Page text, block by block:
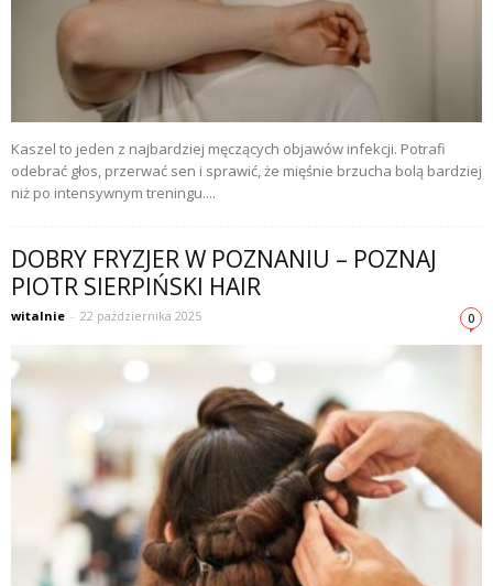
Kaszel to jeden z najbardziej męczących objawów infekcji. Potrafi
odebrać głos, przerwać sen i sprawić, że mięśnie brzucha bolą bardziej
niż po intensywnym treningu....
DOBRY FRYZJER W POZNANIU – POZNAJ
PIOTR SIERPIŃSKI HAIR
witalnie - 22 października 2025 0